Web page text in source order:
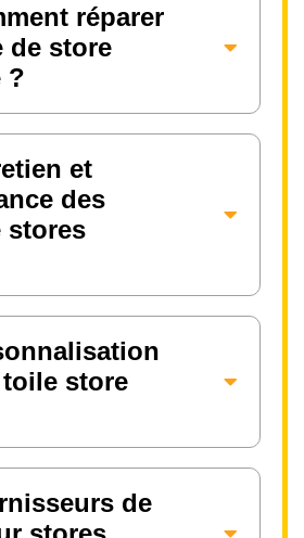
réparer
de store
?
et
des
stores
store
de